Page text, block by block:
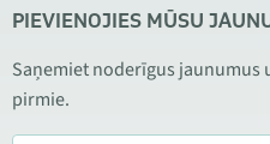
PIEVIENOJIES MŪSU
Saņemiet noderīgus jaunumus
pirmie.